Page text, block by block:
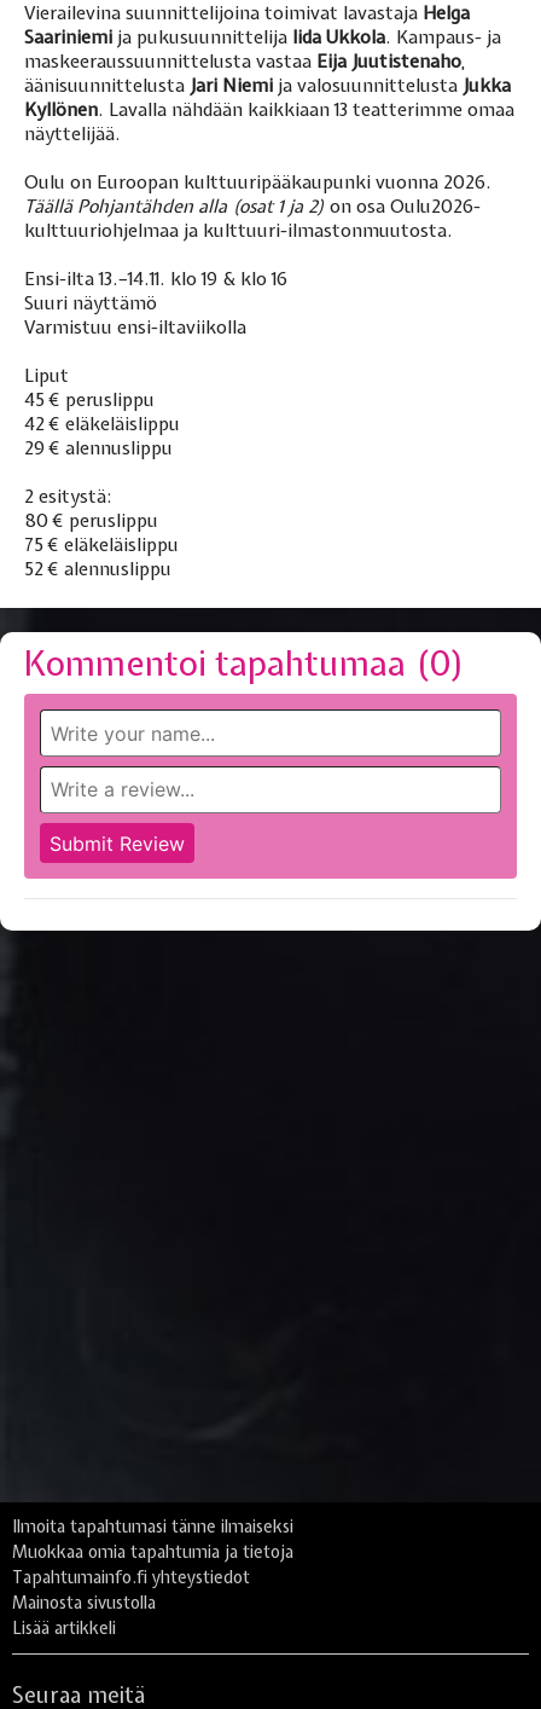
Vierailevina suunnittelijoina toimivat lavastaja Helga
Saariniemi ja pukusuunnittelija Iida Ukkola. Kampaus- ja
maskeeraussuunnittelusta vastaa Eija Juutistenaho,
äänisuunnittelusta Jari Niemi ja valosuunnittelusta Jukka
Kyllönen. Lavalla nähdään kaikkiaan 13 teatterimme omaa
näyttelijää.
Oulu on Euroopan kulttuuripääkaupunki vuonna 2026.
Täällä Pohjantähden alla (osat 1 ja 2) on osa Oulu2026-
kulttuuriohjelmaa ja kulttuuri-ilmastonmuutosta.
Ensi-ilta 13.–14.11. klo 19 & klo 16
Suuri näyttämö
Varmistuu ensi-iltaviikolla
Liput
45 € peruslippu
42 € eläkeläislippu
29 € alennuslippu
2 esitystä:
80 € peruslippu
75 € eläkeläislippu
52 € alennuslippu
Kommentoi tapahtumaa (0)
Ilmoita tapahtumasi tänne ilmaiseksi
Muokkaa omia tapahtumia ja tietoja
Tapahtumainfo.fi yhteystiedot
Mainosta sivustolla
Lisää artikkeli
Seuraa meitä